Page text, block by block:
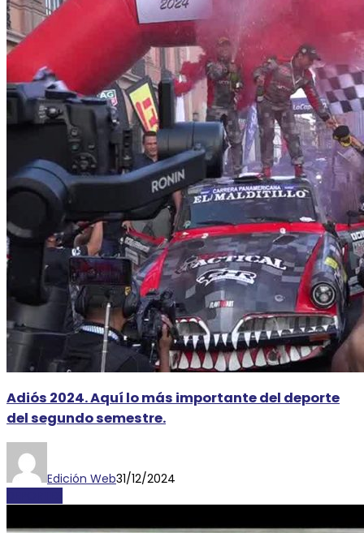
Adiós 2024. Aquí lo más importante del deporte
del segundo semestre.
Edición Web31/12/2024